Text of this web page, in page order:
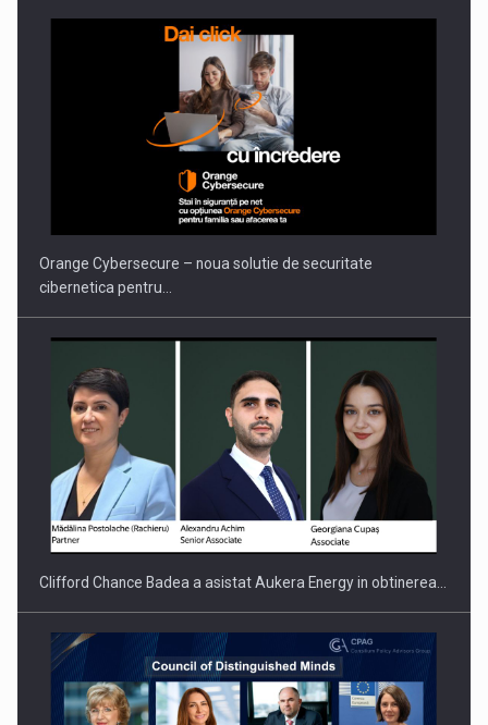
Orange Cybersecure – noua solutie de securitate
cibernetica pentru…
Clifford Chance Badea a asistat Aukera Energy in obtinerea…